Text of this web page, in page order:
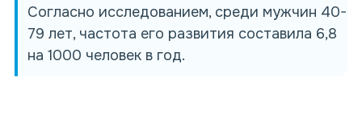
Согласно исследованием, среди мужчин 40-
79 лет, частота его развития составила 6,8
на 1000 человек в год.